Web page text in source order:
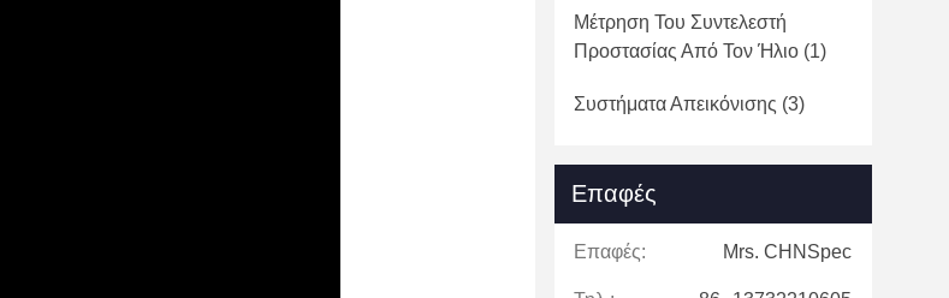
Μέτρηση Του Συντελεστή
Προστασίας Από Τον Ήλιο (1)
Συστήματα Απεικόνισης (3)
Επαφές
Επαφές: Mrs. CHNSpec